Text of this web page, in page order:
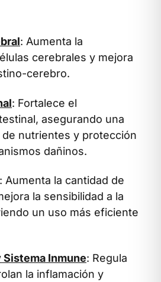
: Aumenta la
cerebrales y mejora
cerebro.
: Fortalece el
asegurando una
nutrientes y protección
dañinos.
: Aumenta la cantidad de
la sensibilidad a la
un uso más eficiente
Inmune: Regula
la inflamación y